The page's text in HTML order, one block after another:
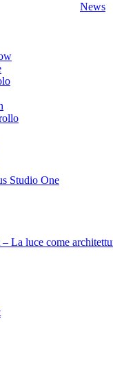
News
Studio One
La luce come